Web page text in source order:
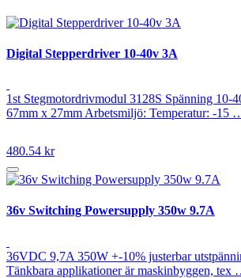
Digital Stepperdriver 10-40v 3A
1st Stegmotordrivmodul 3128S Spänning
67mm x 27mm Arbetsmiljö: Temperatur: -15
480.54 kr
36v Switching Powersupply 350w 9.7A
36VDC 9,7A 350W +-10% justerbar
Tänkbara applikationer är maskinbyggen, tex